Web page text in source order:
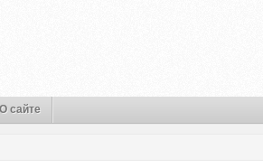
О сайте